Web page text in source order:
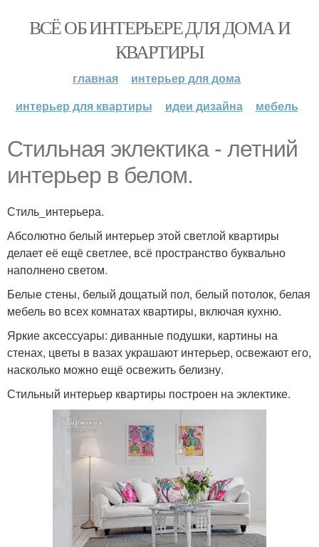
ВСЁ ОБ ИНТЕРЬЕРЕ ДЛЯ ДОМА И
КВАРТИРЫ
главная
интерьер для дома
интерьер для квартиры
идеи дизайна мебель
Стильная эклектика - летний
интерьер в белом.
Стиль_интерьера.
Абсолютно белый интерьер этой светлой квартиры
делает её ещё светлее, всё пространство буквально
наполнено светом.
Белые стены, белый дощатый пол, белый потолок, белая
мебель во всех комнатах квартиры, включая кухню.
Яркие аксессуары: диванные подушки, картины на
стенах, цветы в вазах украшают интерьер, освежают его,
насколько можно ещё освежить белизну.
Стильный интерьер квартиры построен на эклектике.